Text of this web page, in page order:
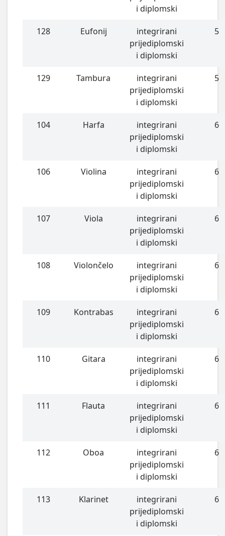
i diplomski
128 Eufonij
integrirani
prijediplomski
i diplomski
5
129 Tambura
integrirani
prijediplomski
i diplomski
5
104 Harfa
integrirani
prijediplomski
i diplomski
6
106 Violina
integrirani
prijediplomski
i diplomski
6
107 Viola
integrirani
prijediplomski
i diplomski
6
108 Violončelo
integrirani
prijediplomski
i diplomski
6
109 Kontrabas
integrirani
prijediplomski
i diplomski
6
110 Gitara
integrirani
prijediplomski
i diplomski
6
111 Flauta
integrirani
prijediplomski
i diplomski
6
112 Oboa
integrirani
prijediplomski
i diplomski
6
113 Klarinet
integrirani
prijediplomski
i diplomski
6